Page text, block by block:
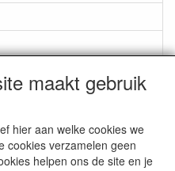
maakt gebruik
hier aan welke cookies we
cookies verzamelen geen
helpen ons de site en je